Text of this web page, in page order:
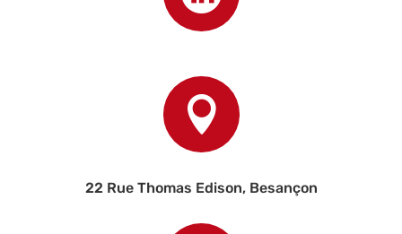

22 Rue Thomas Edison, Besançon